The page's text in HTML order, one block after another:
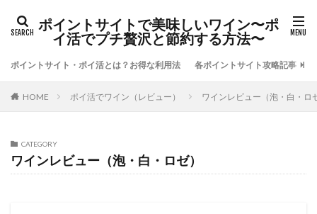
ポイントサイトで美味しいワイン〜ポ
イ活でプチ贅沢と節約する方法〜
ポイントサイト・ポイ活とは？お得な利用法 各ポイントサイト攻略記事
HOME ポイ活でワイン（レビュー） ワインレビュー（泡・白・ロ
CATEGORY
ワインレビュー（泡・白・ロゼ）